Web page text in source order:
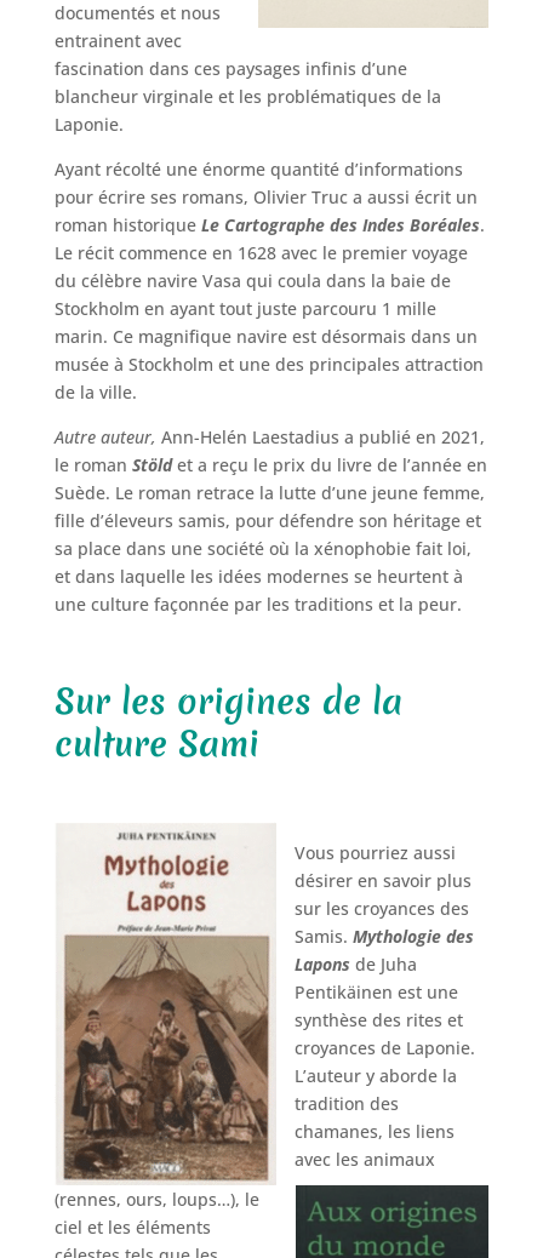
documentés et nous
entrainent avec
fascination dans ces paysages infinis d’une
blancheur virginale et les problématiques de la
Laponie.
Ayant récolté une énorme quantité d’informations
pour écrire ses romans, Olivier Truc a aussi écrit un
roman historique Le Cartographe des Indes Boréales.
Le récit commence en 1628 avec le premier voyage
du célèbre navire Vasa qui coula dans la baie de
Stockholm en ayant tout juste parcouru 1 mille
marin. Ce magnifique navire est désormais dans un
musée à Stockholm et une des principales attraction
de la ville.
Autre auteur, Ann-Helén Laestadius a publié en 2021,
le roman Stöldet a reçu le prix du livre de l’année en
Suède. Le roman retrace la lutte d’une jeune femme,
fille d’éleveurs samis, pour défendre son héritage et
sa place dans une société où la xénophobie fait loi,
et dans laquelle les idées modernes se heurtent à
une culture façonnée par les traditions et la peur.
Sur les origines de la
culture Sami
Vous pourriez aussi
désirer en savoir plus
sur les croyances des
Samis. Mythologie des
Lapons de Juha
Pentikäinen est une
synthèse des rites et
croyances de Laponie.
L’auteur y aborde la
tradition des
chamanes, les liens
avec les animaux
(rennes, ours, loups…), le
ciel et les éléments